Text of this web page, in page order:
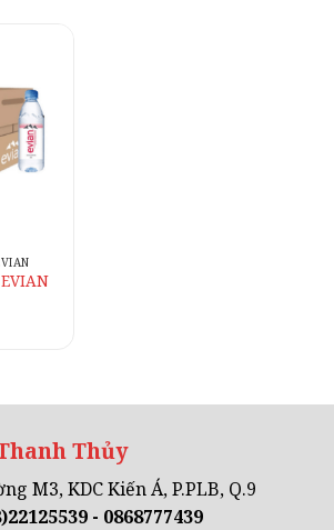
Thủy
M3, KDC Kiến Á, P.PLB, Q.9
- 0868777439